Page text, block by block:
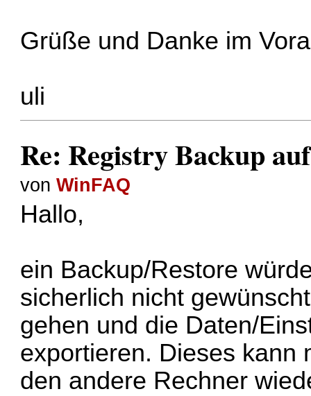
Grüße und Danke im
uli
Re: Registry Backup
vonWinFAQ
Hallo,
ein Backup/Restore
sicherlich nicht
gehen und die Daten/
exportieren. Dieses kann
den andere Rechner